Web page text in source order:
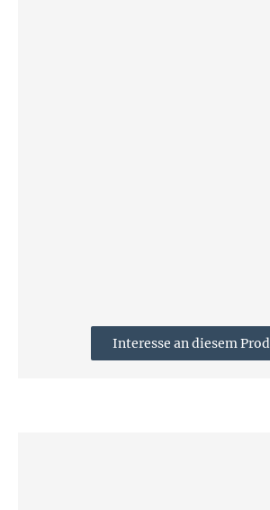
Interesse an diesem